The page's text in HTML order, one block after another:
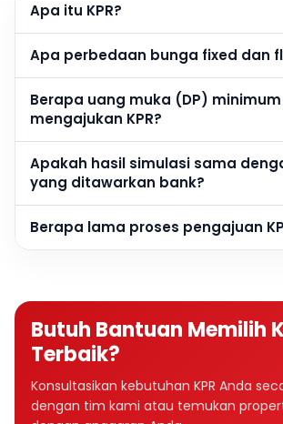
Apa itu KPR?
Apa perbedaan bunga fixed dan
Berapa uang muka (DP)
mengajukan KPR?
Apakah hasil simulasi sama
yang ditawarkan bank?
Berapa lama proses pengajuan
Butuh Bantuan Memilih
Terbaik?
Konsultasikan kebutuhan KPR Anda
dengan tim kami atau temukan